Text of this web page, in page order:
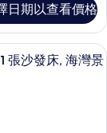
日期以查看價格
書桌、筆電工作空間
張沙發床, 海灣景